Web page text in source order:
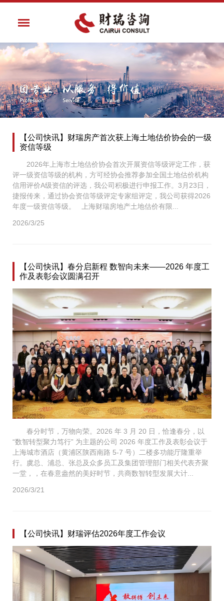
【公司快讯】财瑞房产首次获上海土地估价协会的一级
资信等级
2026年上海市土地估价协会首次开展资信等级评定工作，获
评一级资信等级的机构，方可经协会推荐参加全国土地估价机构
信用评价A级资信的评选，我公司积极进行申报工作。3月23日，
捷报传来，通过协会资信等级评定专家组评定，我公司获得2026
年度一级资信等级。 上海财瑞房地产土地估价有限...
2026/3/25
【公司快讯】春分启新程 数智向未来——2026 年度工
作及表彰会议圆满召开
春分时节，万物向荣。2026 年 3 月 20 日，恰逢春分，以
“数智转型聚力笃行” 为主题的公司 2026 年度工作及表彰会议于
上海城市酒店（黄浦区陕西南路 5-7 号）二楼多功能厅隆重举
行。虞总、浦总、张总及众多员工及集团管理部门相关代表齐聚
一堂，，在春意盎然的美好时节，共商数智转型发展大计...
2026/3/21
【公司快讯】财瑞评估2026年度工作会议